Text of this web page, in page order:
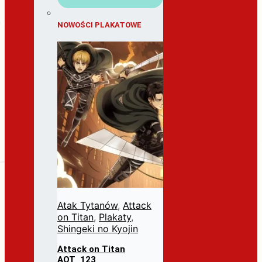
NOWOŚCI PLAKATOWE
Atak Tytanów, Attack
on Titan, Plakaty,
Shingeki no Kyojin
Attack on Titan
AOT_123